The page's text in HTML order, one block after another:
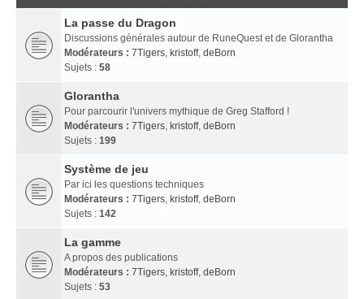
La passe du Dragon
Discussions générales autour de RuneQuest et de Glorantha
Modérateurs : 7Tigers, kristoff, deBorn
Sujets : 58
Glorantha
Pour parcourir l'univers mythique de Greg Stafford !
Modérateurs : 7Tigers, kristoff, deBorn
Sujets : 199
Système de jeu
Par ici les questions techniques
Modérateurs : 7Tigers, kristoff, deBorn
Sujets : 142
La gamme
A propos des publications
Modérateurs : 7Tigers, kristoff, deBorn
Sujets : 53